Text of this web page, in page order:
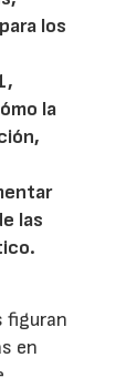
los
la
las
figuran
en